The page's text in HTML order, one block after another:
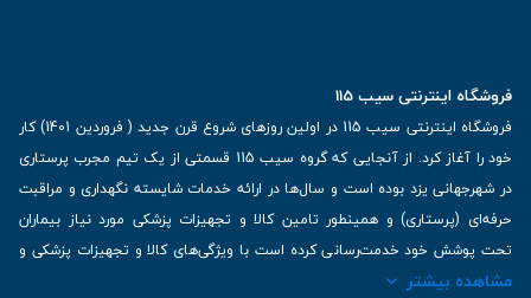
فروشگاه اینترنتی سیب 115
فروشگاه اینترنتی سیب 115 در اولین روزهای شروع قرن جدید ( فروردین 1401) کار
خود را آغاز کرد. از آنجایی که گروه سیب 115 قسمتی از یک تیم مجرب پرستاری
در شهرجهانی یزد بوده است و سال‌ها در ارائه خدمات شایسته نگهداری و مراقبت
حرفه‌ای (پرستاری) و همینطور تامین کالا و تجهیزات پزشکی مورد نیاز بیماران
تحت پوشش خود خدمت‌رسانی کرده است با ویژگی‌های کالا و تجهیزات پزشکی و
برترین برندهای موجود در بازار اطلاعات بسیار ارزشمندی را دارا می‌باشد
مشاهده بیشتر